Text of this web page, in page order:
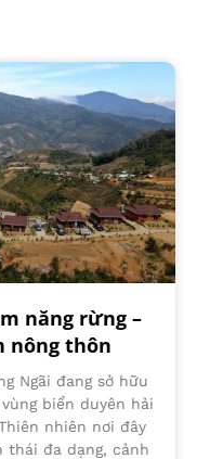
năng rừng –
nông thôn
Ngãi đang sở hữu
biển duyên hải
nhiên nơi đây
thái đa dạng, cảnh